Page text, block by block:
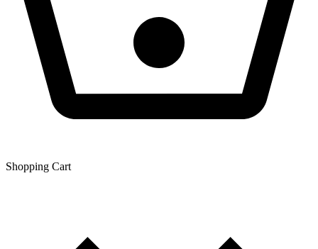
Shopping Сart